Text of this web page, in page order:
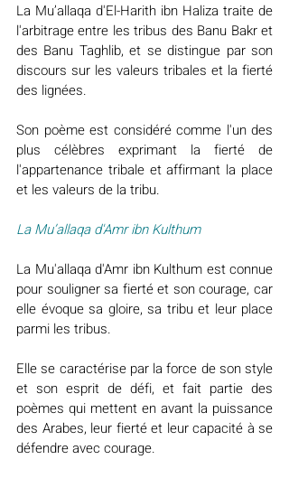
La Mu’allaqa d'El-Harith ibn Haliza traite de
l'arbitrage entre les tribus des Banu Bakr et
des Banu Taghlib, et se distingue par son
discours sur les valeurs tribales et la fierté
des lignées.
Son poème est considéré comme l'un des
plus célèbres exprimant la fierté de
l'appartenance tribale et affirmant la place
et les valeurs de la tribu.
La Mu’allaqa d'Amr ibn Kulthum
La Mu'allaqa d'Amr ibn Kulthum est connue
pour souligner sa fierté et son courage, car
elle évoque sa gloire, sa tribu et leur place
parmi les tribus.
Elle se caractérise par la force de son style
et son esprit de défi, et fait partie des
poèmes qui mettent en avant la puissance
des Arabes, leur fierté et leur capacité à se
défendre avec courage.